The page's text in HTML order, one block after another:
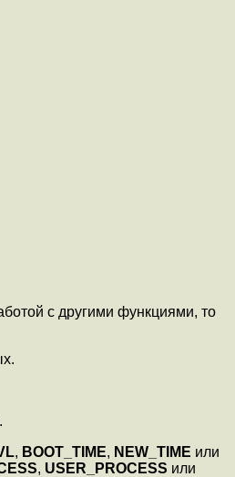
с другими функциями, то
, BOOT_TIME, NEW_TIME или
, USER_PROCESS или